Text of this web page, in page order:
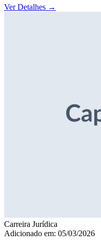
Ver Detalhes →
Carreira Jurídica
Adicionado em: 05/03/2026